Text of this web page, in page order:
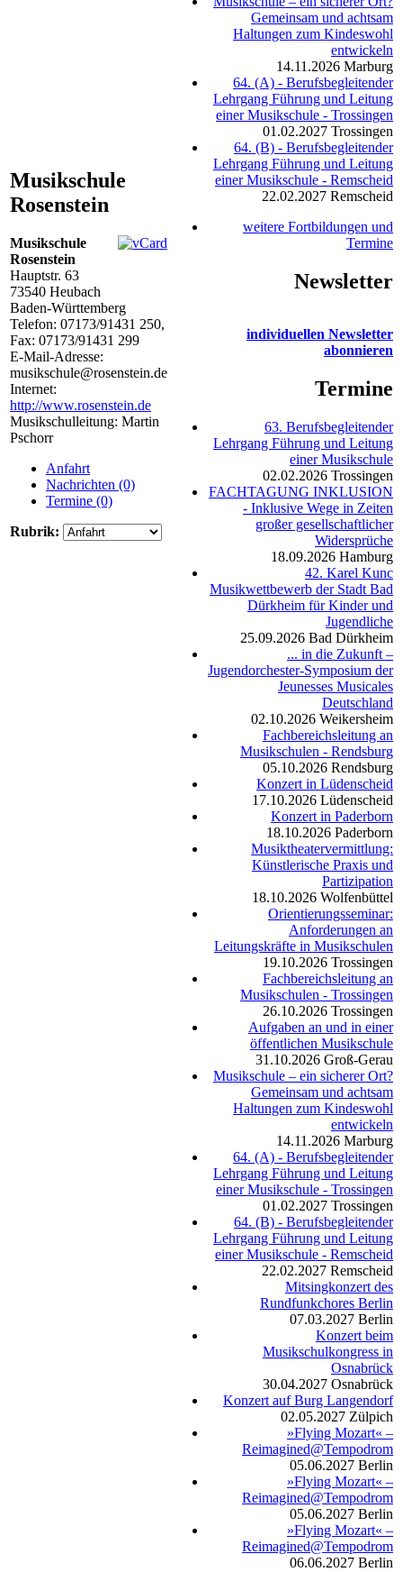
Musikschule
Rosenstein
Musikschule
Rosenstein
Hauptstr. 63
73540 Heubach
Baden-Württemberg
Telefon: 07173/91431 250,
Fax: 07173/91431 299
E-Mail-Adresse:
musikschule@rosenstein.de
Internet:
http://www.rosenstein.de
Musikschulleitung: Martin
Pschorr
Anfahrt
Nachrichten (0)
Termine (0)
Rubrik:
Gemeinsam und achtsam
Haltungen zum Kindeswohl
entwickeln
14.11.2026 Marburg
64. (A) - Berufsbegleitender
Lehrgang Führung und Leitung
einer Musikschule - Trossingen
01.02.2027 Trossingen
64. (B) - Berufsbegleitender
Lehrgang Führung und Leitung
einer Musikschule - Remscheid
22.02.2027 Remscheid
weitere Fortbildungen und
Termine
Newsletter
individuellen Newsletter
abonnieren
Termine
63. Berufsbegleitender
Lehrgang Führung und Leitung
einer Musikschule
02.02.2026 Trossingen
FACHTAGUNG INKLUSION
- Inklusive Wege in Zeiten
großer gesellschaftlicher
Widersprüche
18.09.2026 Hamburg
42. Karel Kunc
Musikwettbewerb der Stadt Bad
Dürkheim für Kinder und
Jugendliche
25.09.2026 Bad Dürkheim
... in die Zukunft –
Jugendorchester-Symposium der
Jeunesses Musicales
Deutschland
02.10.2026 Weikersheim
Fachbereichsleitung an
Musikschulen - Rendsburg
05.10.2026 Rendsburg
Konzert in Lüdenscheid
17.10.2026 Lüdenscheid
Konzert in Paderborn
18.10.2026 Paderborn
Musiktheatervermittlung:
Künstlerische Praxis und
Partizipation
18.10.2026 Wolfenbüttel
Orientierungsseminar:
Anforderungen an
Leitungskräfte in Musikschulen
19.10.2026 Trossingen
Fachbereichsleitung an
Musikschulen - Trossingen
26.10.2026 Trossingen
Aufgaben an und in einer
öffentlichen Musikschule
31.10.2026 Groß-Gerau
Musikschule – ein sicherer Ort?
Gemeinsam und achtsam
Haltungen zum Kindeswohl
entwickeln
14.11.2026 Marburg
64. (A) - Berufsbegleitender
Lehrgang Führung und Leitung
einer Musikschule - Trossingen
01.02.2027 Trossingen
64. (B) - Berufsbegleitender
Lehrgang Führung und Leitung
einer Musikschule - Remscheid
22.02.2027 Remscheid
Mitsingkonzert des
Rundfunkchores Berlin
07.03.2027 Berlin
Konzert beim
Musikschulkongress in
Osnabrück
30.04.2027 Osnabrück
Konzert auf Burg Langendorf
02.05.2027 Zülpich
»Flying Mozart« –
Reimagined@Tempodrom
05.06.2027 Berlin
»Flying Mozart« –
Reimagined@Tempodrom
05.06.2027 Berlin
»Flying Mozart« –
Reimagined@Tempodrom
06.06.2027 Berlin